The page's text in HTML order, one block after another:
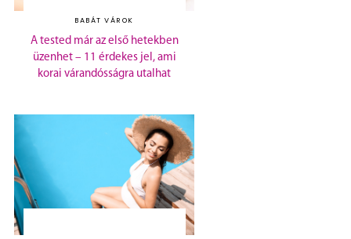
BABÁT VÁROK
A tested már az első hetekben
üzenhet – 11 érdekes jel, ami
korai várandósságra utalhat